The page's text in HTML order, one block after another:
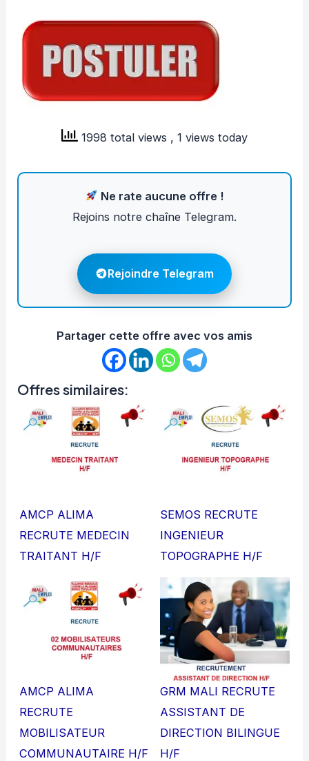
1998 total views , 1 views today
Ne rate aucune offre !
Rejoins notre chaîne Telegram.
Rejoindre Telegram
Partager cette offre avec vos amis
Offres similaires:
AMCP ALIMA
RECRUTE MEDECIN
TRAITANT H/F
SEMOS RECRUTE
INGENIEUR
TOPOGRAPHE H/F
AMCP ALIMA
RECRUTE
MOBILISATEUR
COMMUNAUTAIRE H/F
GRM MALI RECRUTE
ASSISTANT DE
DIRECTION BILINGUE
H/F